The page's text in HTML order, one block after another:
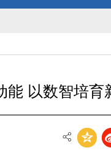
以数智培育